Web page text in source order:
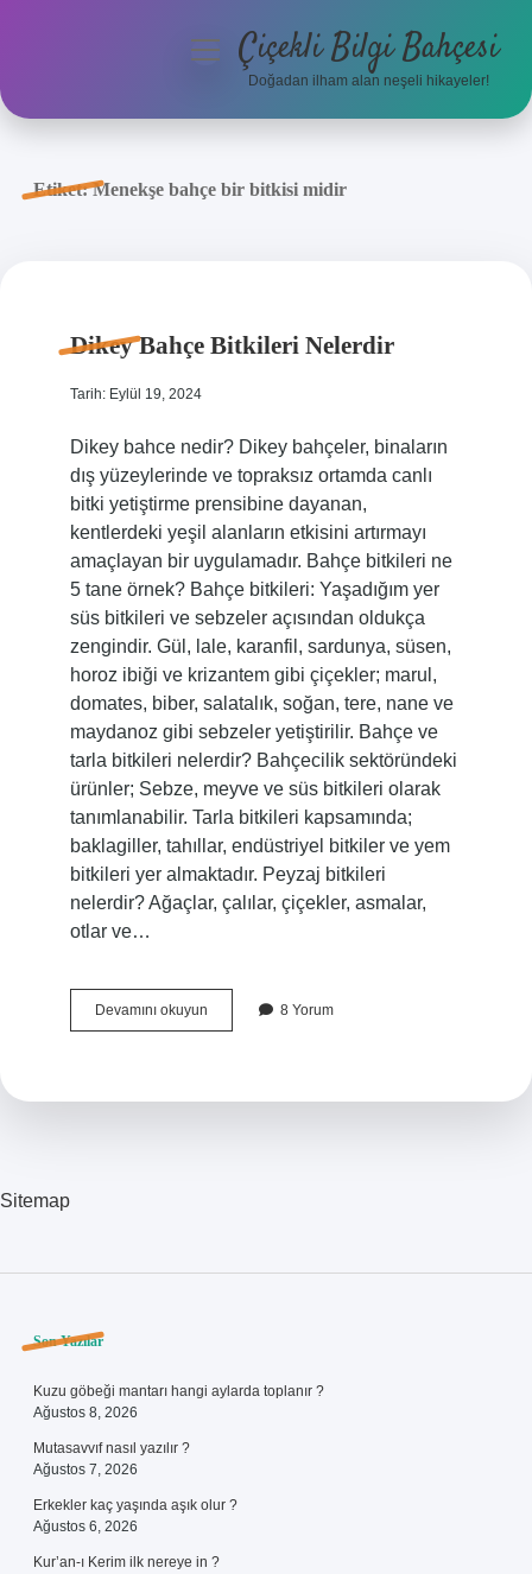
Anasayfa
menüyüÇiçekli Bilgi Bahçesi
Doğadan ilham alan neşeli hikayeler!
Etiket:Menekşe bahçe bir bitkisi midir
Dikey Bahçe Bitkileri Nelerdir
Tarih: Eylül 19, 2024
Dikey bahce nedir? Dikey bahçeler, binaların
dış yüzeylerinde ve topraksız ortamda canlı
bitki yetiştirme prensibine dayanan,
kentlerdeki yeşil alanların etkisini artırmayı
amaçlayan bir uygulamadır. Bahçe bitkileri ne
5 tane örnek? Bahçe bitkileri: Yaşadığım yer
süs bitkileri ve sebzeler açısından oldukça
zengindir. Gül, lale, karanfil, sardunya, süsen,
horoz ibiği ve krizantem gibi çiçekler; marul,
domates, biber, salatalık, soğan, tere, nane ve
maydanoz gibi sebzeler yetiştirilir. Bahçe ve
tarla bitkileri nelerdir? Bahçecilik sektöründeki
ürünler; Sebze, meyve ve süs bitkileri olarak
tanımlanabilir. Tarla bitkileri kapsamında;
baklagiller, tahıllar, endüstriyel bitkiler ve yem
bitkileri yer almaktadır. Peyzaj bitkileri
nelerdir? Ağaçlar, çalılar, çiçekler, asmalar,
otlar ve…
Devamını okuyunDikey
Bahçe
8 Yorum
Sitemap
Sidebar
Son Yazılar
Kuzu göbeği mantarı hangi aylarda toplanır ?
Ağustos 8, 2026
Mutasavvıf nasıl yazılır ?
Ağustos 7, 2026
Erkekler kaç yaşında aşık olur ?
Ağustos 6, 2026
Kur’an-ı Kerim ilk nereye in ?